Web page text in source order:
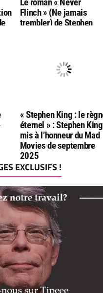
Flinch » (Ne jamais
trembler) de Stephen
« Stephen King : le
éternel » : Stephen King
mis à l’honneur du Mad
Movies de septembre
2025
EXCLUSIFS !